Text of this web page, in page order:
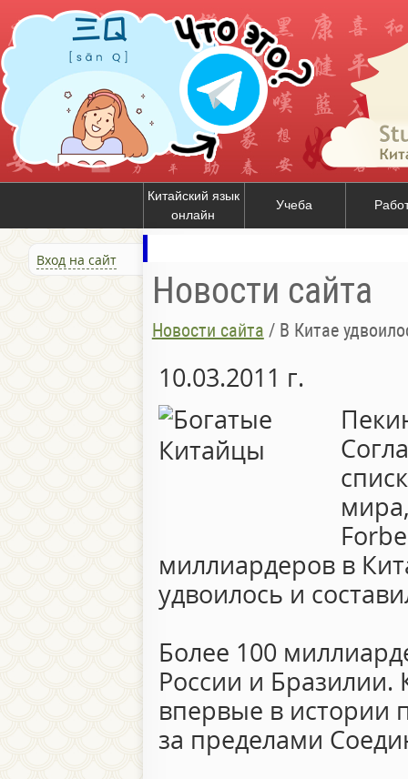
Китайский язык
онлайн
Учеба
Вход на сайт
Новости сайта
Новости сайта / В Китае
10.03.2011 г.
миллиардеров в
удвоилось и
Более 100
России и Бразилии.
впервые в истории
за пределами